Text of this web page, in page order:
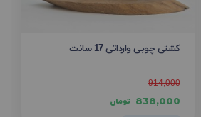
کشتی چوبی وارداتی 17 سانت
914,000
838,000 تومان